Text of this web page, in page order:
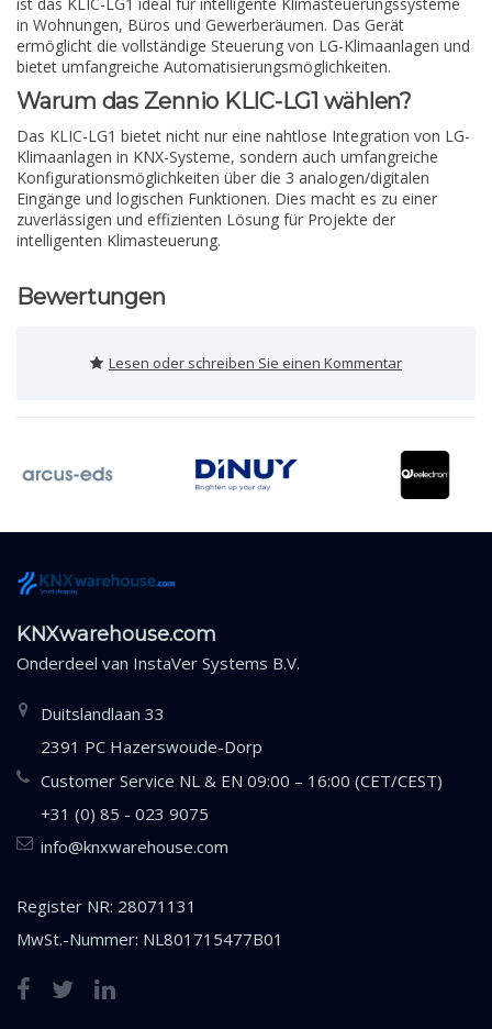
in Wohnungen, Büros und Gewerberäumen. Das Gerät
ermöglicht die vollständige Steuerung von LG-Klimaanlagen und
bietet umfangreiche Automatisierungsmöglichkeiten.
Warum das Zennio KLIC-LG1 wählen?
Das KLIC-LG1 bietet nicht nur eine nahtlose Integration von LG-
Klimaanlagen in KNX-Systeme, sondern auch umfangreiche
Konfigurationsmöglichkeiten über die 3 analogen/digitalen
Eingänge und logischen Funktionen. Dies macht es zu einer
zuverlässigen und effizienten Lösung für Projekte der
intelligenten Klimasteuerung.
Bewertungen
Lesen oder schreiben Sie einen Kommentar
KNXwarehouse.com
Onderdeel van InstaVer Systems B.V.
Duitslandlaan 33
2391 PC Hazerswoude-Dorp
Customer Service NL & EN 09:00 – 16:00 (CET/CEST)
+31 (0) 85 - 023 9075
info@knxwarehouse.com
Register NR: 28071131
MwSt.-Nummer: NL801715477B01